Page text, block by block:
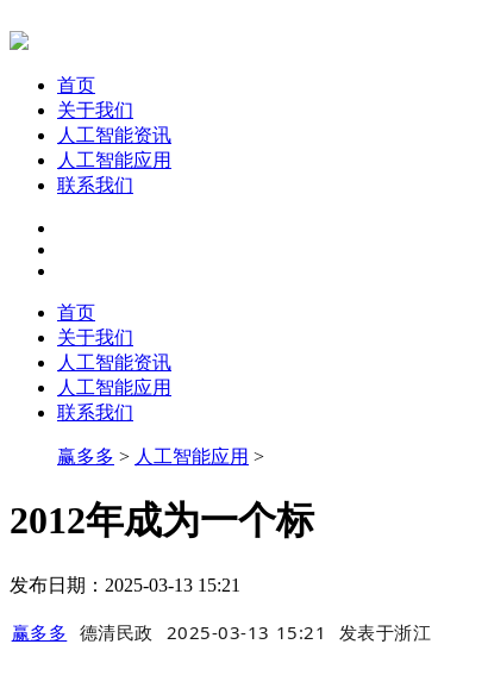
首页
关于我们
人工智能资讯
人工智能应用
联系我们
首页
关于我们
人工智能资讯
人工智能应用
联系我们
赢多多 > 人工智能应用 >
2012年成为一个标
发布日期：2025-03-13 15:21
赢多多 德清民政 2025-03-13 15:21 发表于浙江